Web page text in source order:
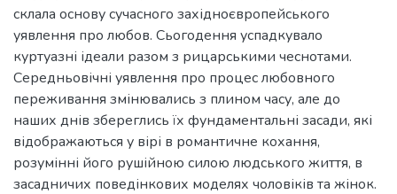
склала основу сучасного західноєвропейського
уявлення про любов. Сьогодення успадкувало
куртуазні ідеали разом з рицарськими чеснотами.
Середньовічні уявлення про процес любовного
переживання змінювались з плином часу, але до
наших днів збереглись їх фундаментальні засади, які
відображаються у вірі в романтичне кохання,
розумінні його рушійною силою людського життя, в
засадничих поведінкових моделях чоловіків та жінок.